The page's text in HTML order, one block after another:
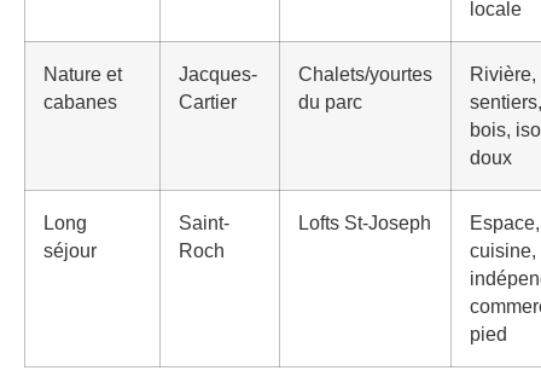
locale
Nature et
cabanes
Jacques-
Cartier
Chalets/yourtes
du parc
Rivière,
bois,
doux
Long
séjour
Saint-
Roch
Lofts St-Joseph
Espace,
cuisine,
pied